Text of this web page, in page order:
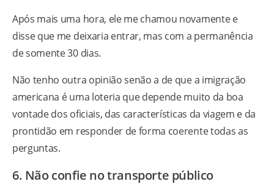
Após mais uma hora, ele me chamou novamente e
disse que me deixaria entrar, mas com a permanência
de somente 30 dias.
Não tenho outra opinião senão a de que a imigração
americana é uma loteria que depende muito da boa
vontade dos oficiais, das características da viagem e da
prontidão em responder de forma coerente todas as
perguntas.
6. Não confie no transporte público